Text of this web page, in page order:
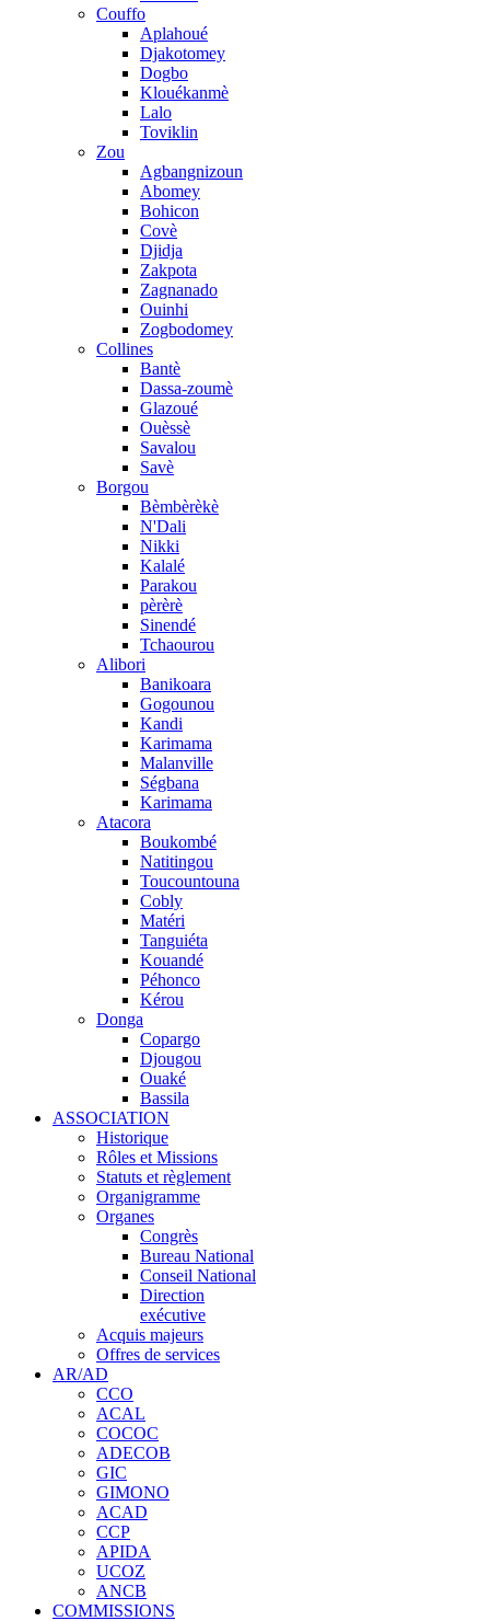
Couffo
Aplahoué
Djakotomey
Dogbo
Klouékanmè
Lalo
Toviklin
Zou
Agbangnizoun
Abomey
Bohicon
Covè
Djidja
Zakpota
Zagnanado
Ouinhi
Zogbodomey
Collines
Bantè
Dassa-zoumè
Glazoué
Ouèssè
Savalou
Savè
Borgou
Bèmbèrèkè
N'Dali
Nikki
Kalalé
Parakou
pèrèrè
Sinendé
Tchaourou
Alibori
Banikoara
Gogounou
Kandi
Karimama
Malanville
Ségbana
Karimama
Atacora
Boukombé
Natitingou
Toucountouna
Cobly
Matéri
Tanguiéta
Kouandé
Péhonco
Kérou
Donga
Copargo
Djougou
Ouaké
Bassila
ASSOCIATION
Historique
Rôles et Missions
Statuts et règlement
Organigramme
Organes
Congrès
Bureau National
Conseil National
Direction
exécutive
Acquis majeurs
Offres de services
AR/AD
CCO
ACAL
COCOC
ADECOB
GIC
GIMONO
ACAD
CCP
APIDA
UCOZ
ANCB
COMMISSIONS